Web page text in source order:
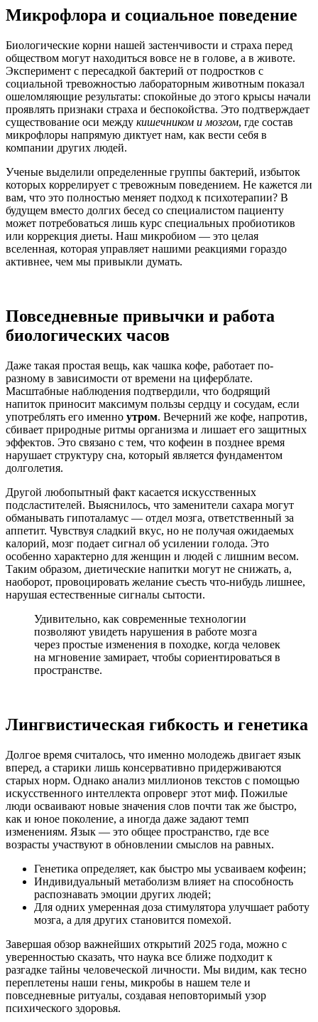
Микрофлора и социальное поведение
Биологические корни нашей застенчивости и страха перед
обществом могут находиться вовсе не в голове, а в животе.
Эксперимент с пересадкой бактерий от подростков с
социальной тревожностью лабораторным животным показал
ошеломляющие результаты: спокойные до этого крысы начали
проявлять признаки страха и беспокойства. Это подтверждает
существование оси между кишечником и мозгом, где состав
микрофлоры напрямую диктует нам, как вести себя в
компании других людей.
Ученые выделили определенные группы бактерий, избыток
которых коррелирует с тревожным поведением. Не кажется ли
вам, что это полностью меняет подход к психотерапии? В
будущем вместо долгих бесед со специалистом пациенту
может потребоваться лишь курс специальных пробиотиков
или коррекция диеты. Наш микробиом — это целая
вселенная, которая управляет нашими реакциями гораздо
активнее, чем мы привыкли думать.
Повседневные привычки и работа
биологических часов
Даже такая простая вещь, как чашка кофе, работает по-
разному в зависимости от времени на циферблате.
Масштабные наблюдения подтвердили, что бодрящий
напиток приносит максимум пользы сердцу и сосудам, если
употреблять его именно утром. Вечерний же кофе, напротив,
сбивает природные ритмы организма и лишает его защитных
эффектов. Это связано с тем, что кофеин в позднее время
нарушает структуру сна, который является фундаментом
долголетия.
Другой любопытный факт касается искусственных
подсластителей. Выяснилось, что заменители сахара могут
обманывать гипоталамус — отдел мозга, ответственный за
аппетит. Чувствуя сладкий вкус, но не получая ожидаемых
калорий, мозг подает сигнал об усилении голода. Это
особенно характерно для женщин и людей с лишним весом.
Таким образом, диетические напитки могут не снижать, а,
наоборот, провоцировать желание съесть что-нибудь лишнее,
нарушая естественные сигналы сытости.
Удивительно, как современные технологии
позволяют увидеть нарушения в работе мозга
через простые изменения в походке, когда человек
на мгновение замирает, чтобы сориентироваться в
пространстве.
Лингвистическая гибкость и генетика
Долгое время считалось, что именно молодежь двигает язык
вперед, а старики лишь консервативно придерживаются
старых норм. Однако анализ миллионов текстов с помощью
искусственного интеллекта опроверг этот миф. Пожилые
люди осваивают новые значения слов почти так же быстро,
как и юное поколение, а иногда даже задают темп
изменениям. Язык — это общее пространство, где все
возрасты участвуют в обновлении смыслов на равных.
Генетика определяет, как быстро мы усваиваем кофеин;
Индивидуальный метаболизм влияет на способность
распознавать эмоции других людей;
Для одних умеренная доза стимулятора улучшает работу
мозга, а для других становится помехой.
Завершая обзор важнейших открытий 2025 года, можно с
уверенностью сказать, что наука все ближе подходит к
разгадке тайны человеческой личности. Мы видим, как тесно
переплетены наши гены, микробы в нашем теле и
повседневные ритуалы, создавая неповторимый узор
психического здоровья.